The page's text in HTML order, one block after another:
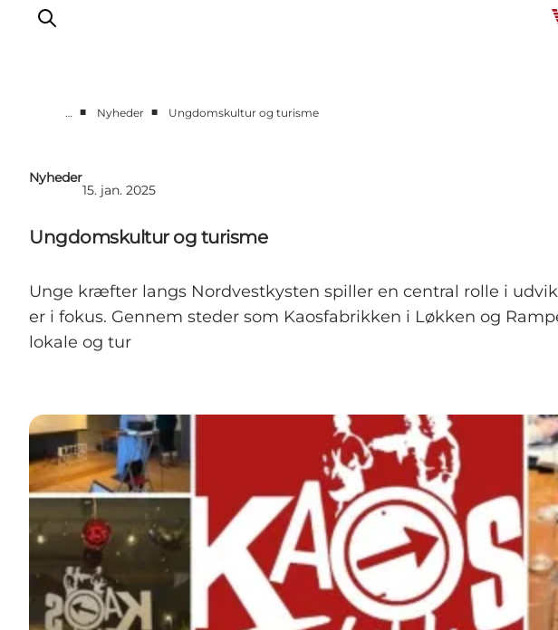
Nyheder
Kontakt
Presse
… ■ Nyheder ■ Ungdomskultur og turisme
Nyheder
15. jan. 2025
Ungdomskultur og turisme
Unge kræfter langs Nordvestkysten spiller en central rolle i
er i fokus. Gennem steder som Kaosfabrikken i Løkken og
lokale og tur